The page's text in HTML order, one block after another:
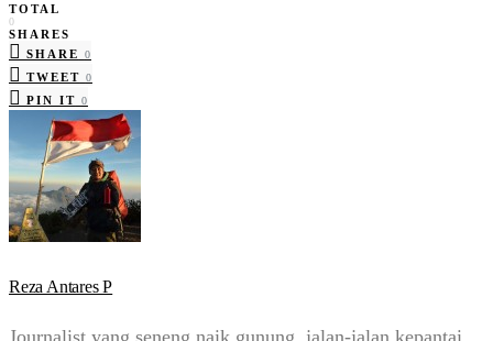
TOTAL
0
SHARES
SHARE
0
TWEET 0
PIN IT 0
Reza Antares P